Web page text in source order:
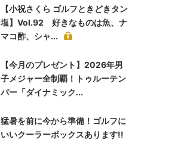
【小祝さくら ゴルフときどきタン
塩】Vol.92 好きなものは魚、ナ
マコ酢、シャ...
【今月のプレゼント】2026年男
子メジャー全制覇！トゥルーテン
パー「ダイナミック...
猛暑を前に今から準備！ゴルフに
いいクーラーボックスあります!!